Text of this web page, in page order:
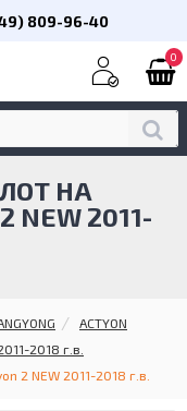
809-96-40
0
ACTYON
2018 г.в.
2 NEW 2011-2018 г.в.
НА
NEW 2011-